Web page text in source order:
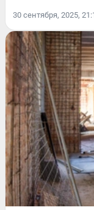
30 сентября, 2025,